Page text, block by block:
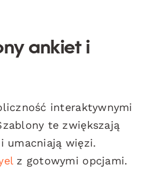
ankiet i
interaktywnymi
te zwiększają
umacniają więzi.
z gotowymi opcjami.